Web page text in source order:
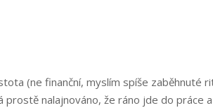
(ne finanční, myslím spíše zaběhnuté
prostě nalajnováno, že ráno jde do práce